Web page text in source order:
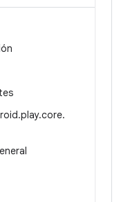
.play.core.